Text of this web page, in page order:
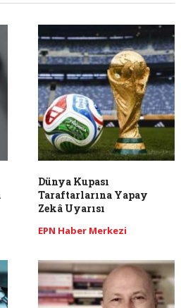
Dünya Kupası
Taraftarlarına Yapay
Zekâ Uyarısı
EPN Haber Merkezi